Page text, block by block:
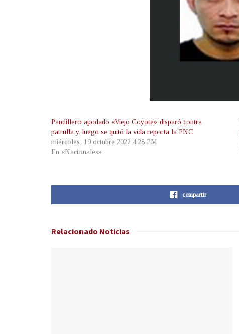
Pandillero apodado «Viejo Coyote» disparó contra
patrulla y luego se quitó la vida reporta la PNC
miércoles, 19 octubre 2022 4:28 PM
En «Nacionales»
compartir
Relacionado Noticias